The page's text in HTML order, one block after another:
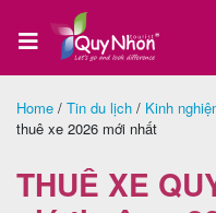
Trang
Home / Tin du lịch / Kinh
thuê xe 2026 mới nhất
THUÊ XE